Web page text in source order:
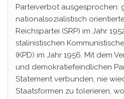
Parteiverbot ausgesprochen:
nationalsozialistisch
Reichspartei (SRP) im Jahr
stalinistischen
(KPD) im Jahr 1956. Mit dem
und demokratiefeindlichen
Statement verbunden, nie
Staatsformen zu tolerieren,